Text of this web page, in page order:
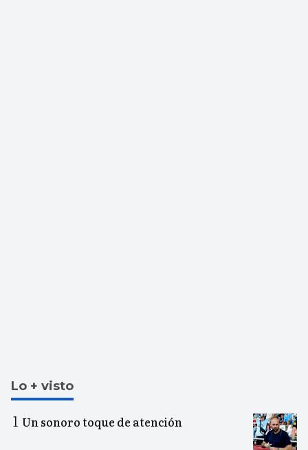
Lo + visto
Un sonoro toque de atención